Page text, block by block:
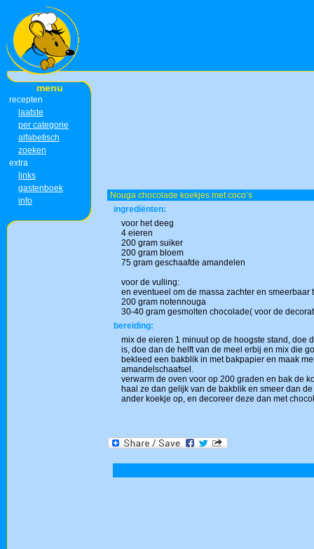
menu
recepten
laatste
per categorie
alfabetisch
zoeken
extra
links
gastenboek
info
Nouga chocolade koekjes met coco’s
ingrediënten:
voor het deeg
4 eieren
200 gram suiker
200 gram bloem
75 gram geschaafde amandelen
voor de vulling:
en eventueel om de massa zachter en
200 gram notennouga
30-40 gram gesmolten chocolade( voor de
bereiding:
mix de eieren 1 minuut op de hoogste stand, doe
is, doe dan de helft van de meel erbij en mix die
bekleed een bakblik in met bakpapier en maak
amandelschaafsel.
verwarm de oven voor op 200 graden en bak de
haal ze dan gelijk van de bakblik en smeer dan
ander koekje op, en decoreer deze dan met